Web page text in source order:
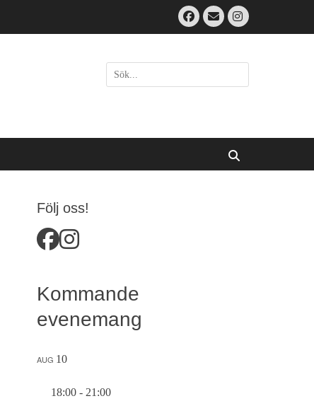
Facebook
EmailInstagram
Sök
efter:
Följ oss!
facebook
Kommande
evenemang
AUG 10
18:00 - 21:00